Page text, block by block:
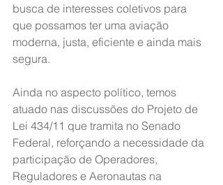
busca de interesses coletivos para
que possamos ter uma aviação
moderna, justa, eficiente e ainda mais
segura.
Ainda no aspecto político, temos
atuado nas discussões do Projeto de
Lei 434/11 que tramita no Senado
Federal, reforçando a necessidade da
participação de Operadores,
Reguladores e Aeronautas na